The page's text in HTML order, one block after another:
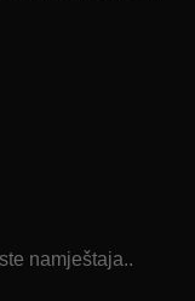
namještaja..